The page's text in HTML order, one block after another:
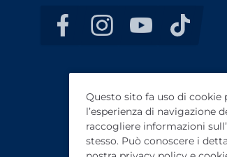
Questo sito fa uso di cookie
l’esperienza di navigazione
raccogliere informazioni
stesso. Può conoscere i